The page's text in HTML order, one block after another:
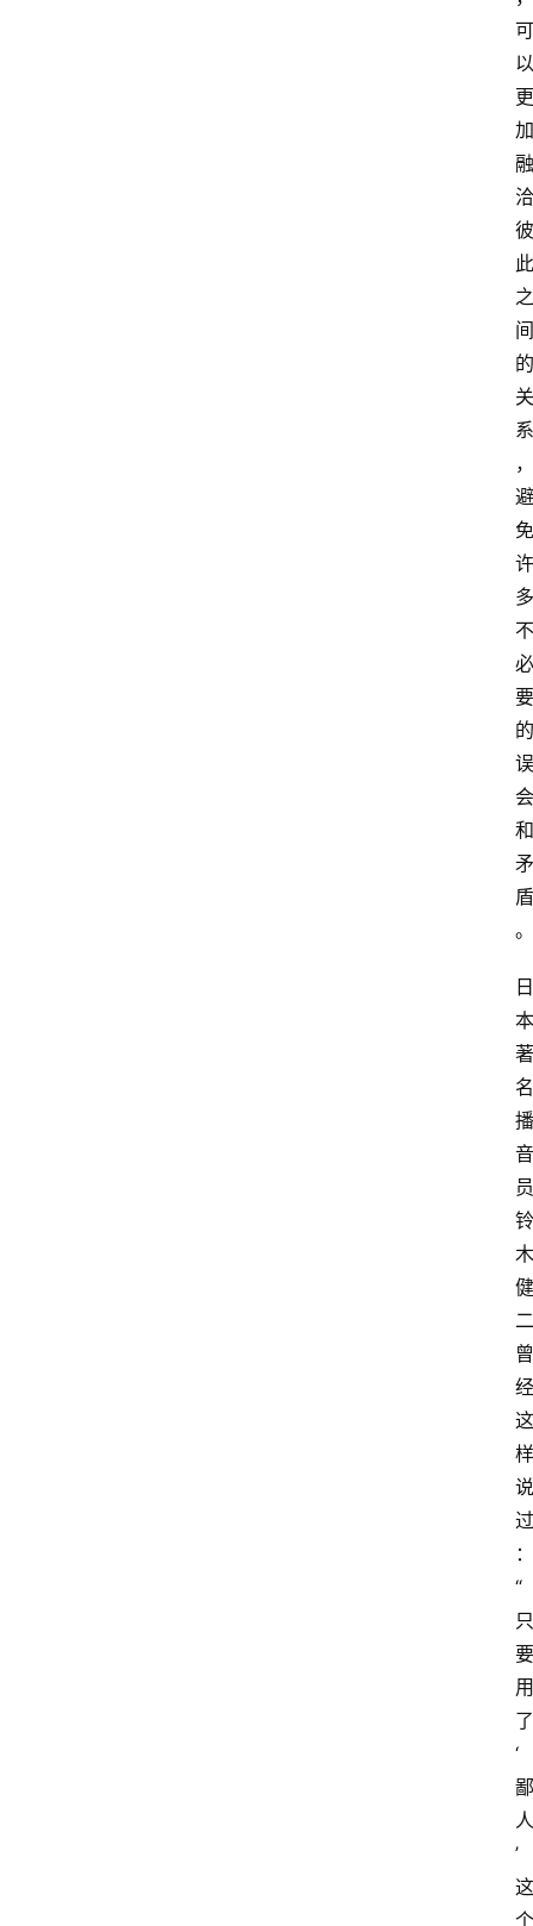
可
以
更
加
融
洽
彼
此
之
间
的
关
系
，
避
免
许
多
不
必
要
的
误
会
和
矛
盾
。
日
本
著
名
播
音
员
铃
木
健
二
曾
经
这
样
说
过
：
“
只
要
用
了
‘
鄙
人
’
这
个